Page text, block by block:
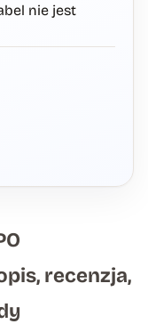
nie jest
recenzja,